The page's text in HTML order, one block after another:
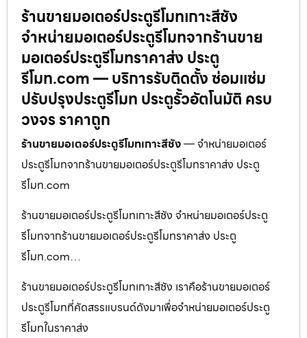
ร้านขายมอเตอร์ประตูรีโมทเกาะสีชัง
จำหน่ายมอเตอร์ประตูรีโมทจากร้านขาย
มอเตอร์ประตูรีโมทราคาส่ง ประตู
รีโมท.com — บริการรับติดตั้ง ซ่อมแซ่ม
ปรับปรุงประตูรีโมท ประตูรั้วอัตโนมัติ ครบ
วงจร ราคาถูก
ร้านขายมอเตอร์ประตูรีโมทเกาะสีชัง— จำหน่ายมอเตอร์
ประตูรีโมทจากร้านขายมอเตอร์ประตูรีโมทราคาส่ง ประตู
รีโมท.com
ร้านขายมอเตอร์ประตูรีโมทเกาะสีชัง จำหน่ายมอเตอร์ประตู
รีโมทจากร้านขายมอเตอร์ประตูรีโมทราคาส่ง ประตู
รีโมท.com…
ร้านขายมอเตอร์ประตูรีโมทเกาะสีชัง เราคือร้านขายมอเตอร์
ประตูรีโมทที่คัดสรรแบรนด์ดังมาเพื่อจำหน่ายมอเตอร์ประตู
รีโมทในราคาส่ง